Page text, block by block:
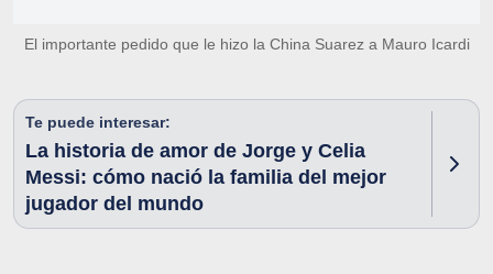
El importante pedido que le hizo la China Suarez a Mauro Icardi
Te puede interesar:
La historia de amor de Jorge y Celia
Messi: cómo nació la familia del mejor
jugador del mundo